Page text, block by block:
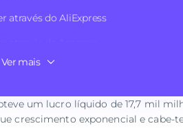
através do AliExpress
ter em conta
Ver mais
países.
é um gigante das vendas online
um lucro líquido de 17,7 mil
crescimento exponencial e cabe-